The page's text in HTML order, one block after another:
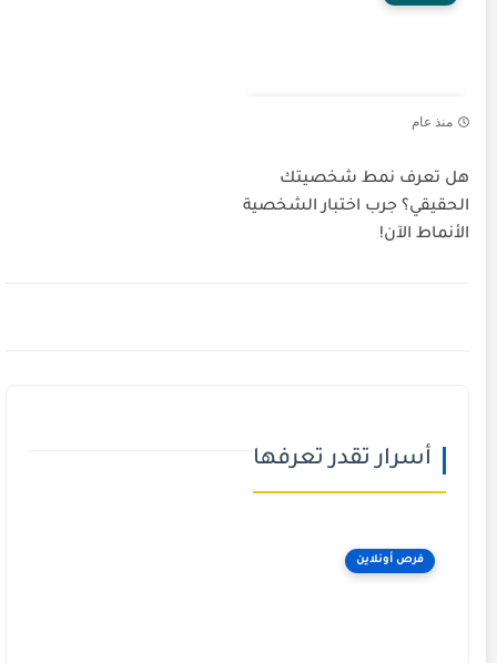
منذ عام
هل تعرف نمط شخصيتك
الحقيقي؟ جرب اختبار الشخصية
الأنماط الآن!
أسرار تقدر تعرفها
فرص أونلاين